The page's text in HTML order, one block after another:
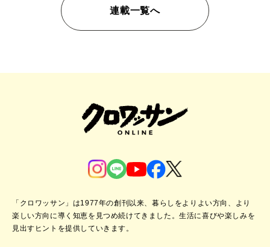
連載一覧へ
「クロワッサン」は1977年の創刊以来、暮らしをよりよい方向、より
楽しい方向に導く知恵を見つめ続けてきました。生活に喜びや楽しみを
見出すヒントを提供していきます。